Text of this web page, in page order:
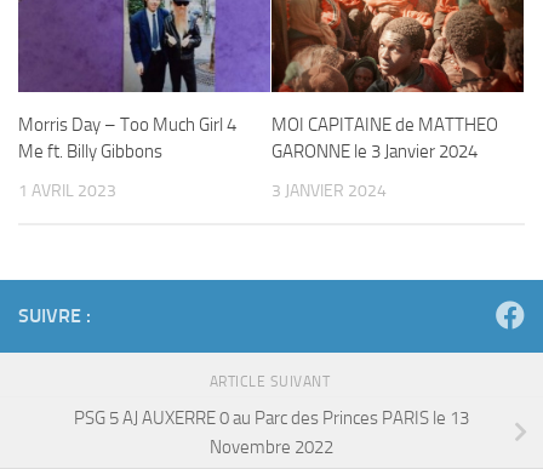
Morris Day – Too Much Girl 4
Me ft. Billy Gibbons
1 AVRIL 2023
MOI CAPITAINE de MATTHEO
GARONNE le 3 Janvier 2024
3 JANVIER 2024
SUIVRE :
ARTICLE SUIVANT
PSG 5 AJ AUXERRE 0 au Parc des Princes PARIS le 13
Novembre 2022